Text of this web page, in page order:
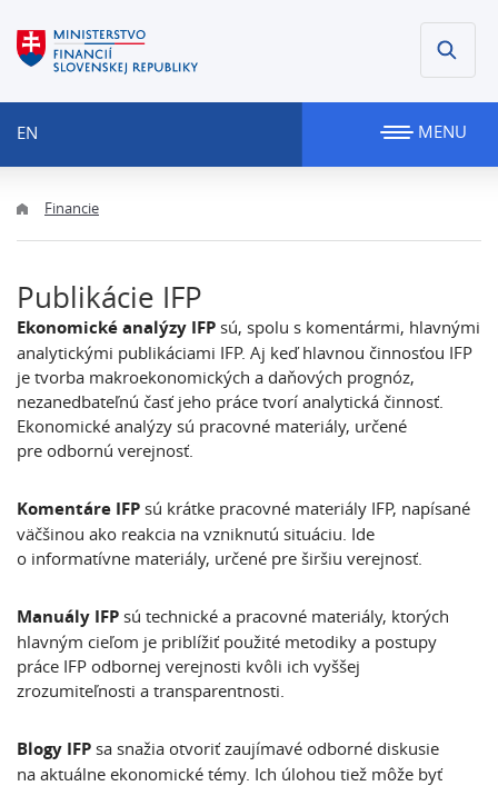
EN MENU
Financie
Publikácie IFP
Ekonomické analýzy IFP sú, spolu s komentármi, hlavnými
analytickými publikáciami IFP. Aj keď hlavnou činnosťou IFP
je tvorba makroekonomických a daňových prognóz,
nezanedbateľnú časť jeho práce tvorí analytická činnosť.
Ekonomické analýzy sú pracovné materiály, určené
pre odbornú verejnosť.
Komentáre IFP sú krátke pracovné materiály IFP, napísané
väčšinou ako reakcia na vzniknutú situáciu. Ide
o informatívne materiály, určené pre širšiu verejnosť.
Manuály IFP sú technické a pracovné materiály, ktorých
hlavným cieľom je priblížiť použité metodiky a postupy
práce IFP odbornej verejnosti kvôli ich vyššej
zrozumiteľnosti a transparentnosti.
Blogy IFP sa snažia otvoriť zaujímavé odborné diskusie
na aktuálne ekonomické témy. Ich úlohou tiež môže byť